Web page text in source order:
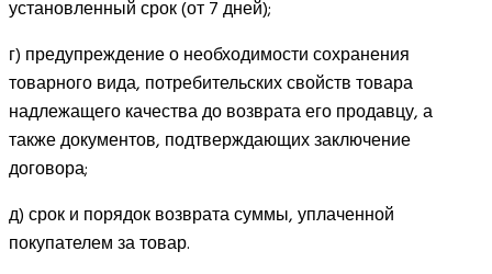
установленный срок (от 7 дней);
г) предупреждение о необходимости сохранения
товарного вида, потребительских свойств товара
надлежащего качества до возврата его продавцу, а
также документов, подтверждающих заключение
договора;
д) срок и порядок возврата суммы, уплаченной
покупателем за товар.